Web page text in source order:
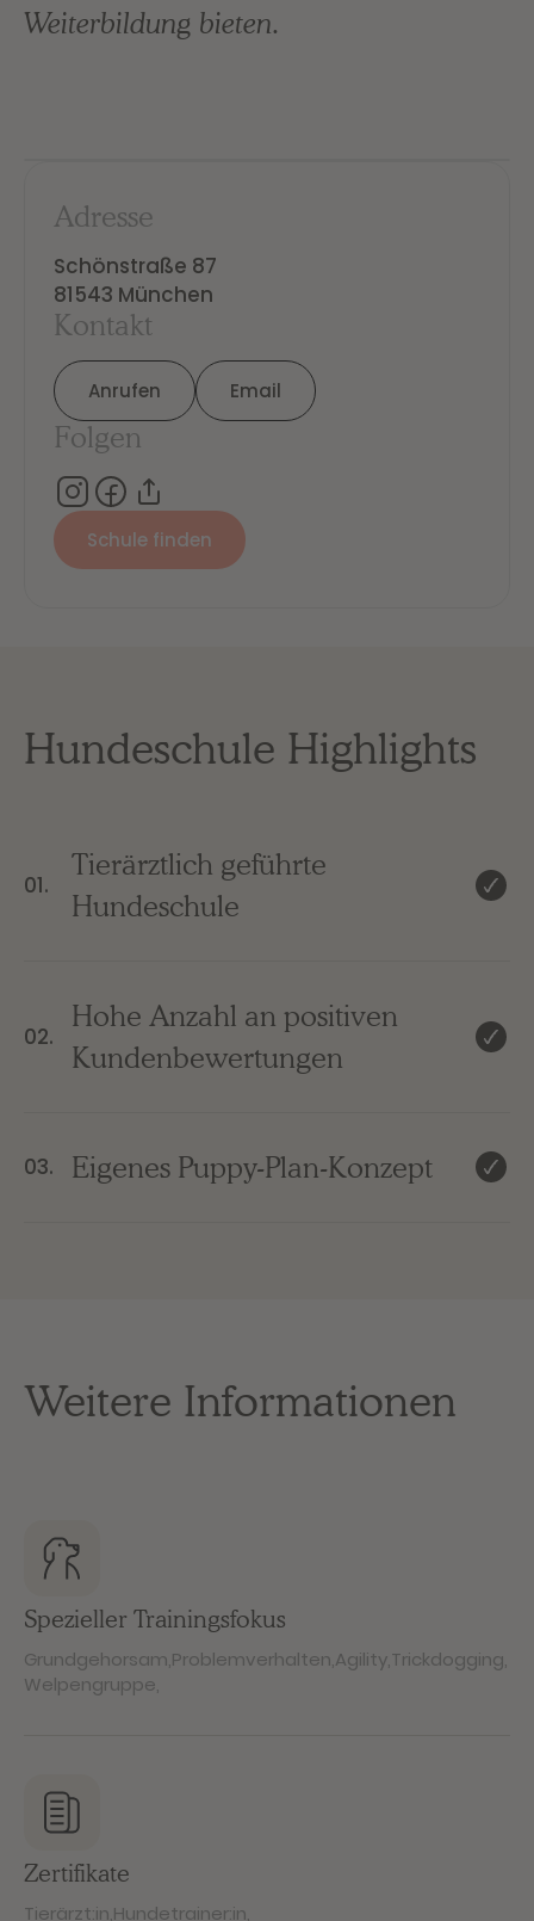
Weiterbildung bieten.
Adresse
Schönstraße 87
81543 München
Kontakt
Anrufen Email
Folgen
Schule finden
Hundeschule Highlights
01.
Tierärztlich geführte
Hundeschule
02.
Hohe Anzahl an positiven
Kundenbewertungen
03. Eigenes Puppy-Plan-Konzept
Weitere Informationen
Spezieller Trainingsfokus
Grundgehorsam,Problemverhalten,Agility,Trickdogging,
Welpengruppe,
Zertifikate
Tierärzt:in,Hundetrainer:in,